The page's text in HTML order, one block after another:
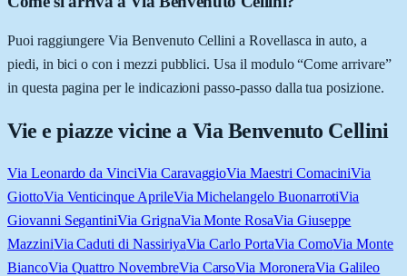
Puoi raggiungere Via Benvenuto Cellini a Rovellasca in auto, a
piedi, in bici o con i mezzi pubblici. Usa il modulo “Come arrivare”
in questa pagina per le indicazioni passo-passo dalla tua posizione.
Vie e piazze vicine a Via Benvenuto Cellini
Via Leonardo da VinciVia CaravaggioVia Maestri ComaciniVia
GiottoVia Venticinque AprileVia Michelangelo BuonarrotiVia
Giovanni SegantiniVia GrignaVia Monte RosaVia Giuseppe
MazziniVia Caduti di NassiriyaVia Carlo PortaVia ComoVia Monte
BiancoVia Quattro NovembreVia CarsoVia MoroneraVia Galileo